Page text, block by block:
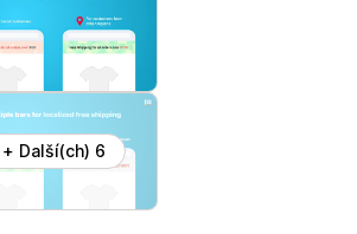
+ Další(ch) 6